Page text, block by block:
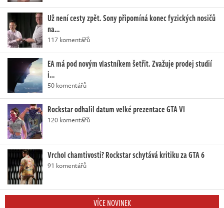
Už není cesty zpět. Sony připomíná konec fyzických nosičů
na…
117 komentářů
EA má pod novým vlastníkem šetřit. Zvažuje prodej studií
i…
50 komentářů
Rockstar odhalil datum velké prezentace GTA VI
120 komentářů
Vrchol chamtivosti? Rockstar schytává kritiku za GTA 6
91 komentářů
VÍCE NOVINEK